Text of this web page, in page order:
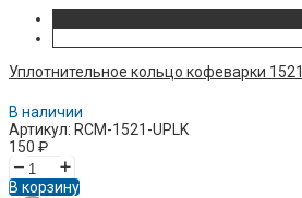
Уплотнительное кольцо кофеварки 1521
В наличии
Артикул: RCM-1521-UPLK
150 ₽
– +
В корзину